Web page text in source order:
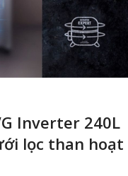
Inverter 240L
lọc than hoạt